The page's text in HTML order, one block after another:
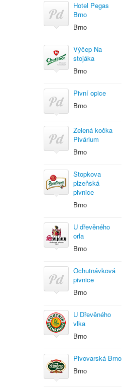
Hotel Pegas
Brno
Brno
Výčep Na
stojáka
Brno
Pivní opice
Brno
Zelená kočka
Pivárium
Brno
Stopkova
plzeňská
pivnice
Brno
U dřevěného
orla
Brno
Ochutnávková
pivnice
Brno
U Dřevěného
vlka
Brno
Pivovarská Brno
Brno